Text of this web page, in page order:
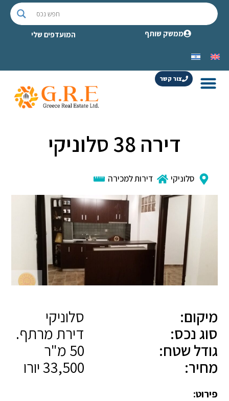
ממשק שותף המועדפים שלי
צור קשר
דירה 38 סלוניקי
סלוניקי דירות למכירה
מיקום:
סלוניקי
סוג נכס:
דירת מרתף.
גודל שטח:
מחיר:
פירוט: